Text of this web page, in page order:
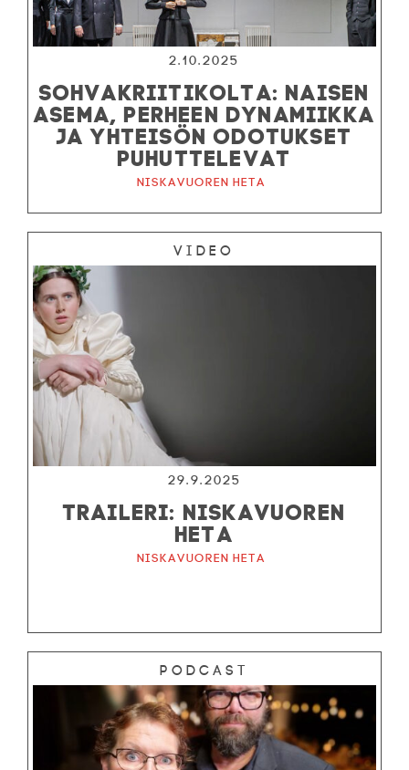
2.10.2025
SOHVAKRIITIKOLTA: NAISEN
ASEMA, PERHEEN DYNAMIIKKA
JA YHTEISÖN ODOTUKSET
PUHUTTELEVAT
Niskavuoren Heta
Video
29.9.2025
TRAILERI: NISKAVUOREN
HETA
Niskavuoren Heta
Podcast